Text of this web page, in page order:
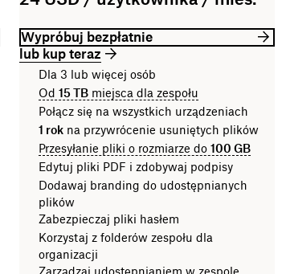
Wypróbuj bezpłatnie
lub kup teraz
Dla 3 lub więcej osób
Od 15 TB miejsca dla zespołu
Połącz się na wszystkich urządzeniach
1 rok na przywrócenie usuniętych plików
Przesyłanie pliki o rozmiarze do 100 GB
Edytuj pliki PDF i zdobywaj podpisy
Dodawaj branding do udostępnianych
plików
Zabezpieczaj pliki hasłem
Korzystaj z folderów zespołu dla
organizacji
Zarządzaj udostępnianiem w zespole